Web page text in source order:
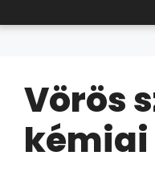
a
Vörös
kémiai